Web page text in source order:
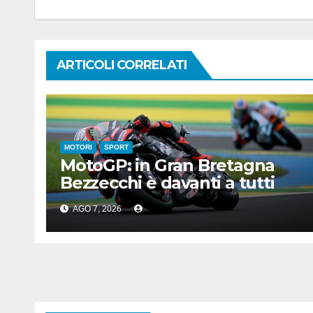
ARTICOLI CORRELATI
MOTORI SPORT
MotoGP: in Gran Bretagna
Bezzecchi è davanti a tutti
nelle Practice
AGO 7, 2026